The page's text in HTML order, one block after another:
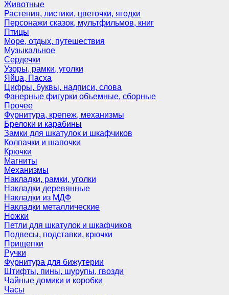
Животные
Растения, листики, цветочки, ягодки
Персонажи сказок, мультфильмов, книг
Птицы
Море, отдых, путешествия
Музыкальное
Сердечки
Узоры, рамки, уголки
Яйца, Пасха
Цифры, буквы, надписи, слова
Фанерные фигурки объемные, сборные
Прочее
Фурнитура, крепеж, механизмы
Брелоки и карабины
Замки для шкатулок и шкафчиков
Колпачки и шапочки
Крючки
Магниты
Механизмы
Накладки, рамки, уголки
Накладки деревянные
Накладки из МДФ
Накладки металлические
Ножки
Петли для шкатулок и шкафчиков
Подвесы, подставки, крючки
Прищепки
Ручки
Фурнитура для бижутерии
Штифты, пины, шурупы, гвозди
Чайные домики и коробки
Часы